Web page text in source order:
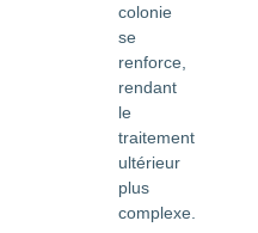
colonie
se
renforce,
rendant
le
traitement
ultérieur
plus
complexe.